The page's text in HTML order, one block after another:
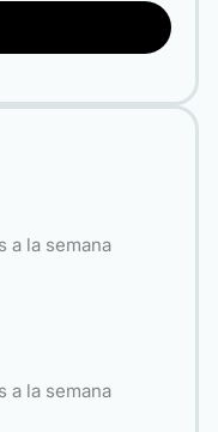
a la semana
a la semana